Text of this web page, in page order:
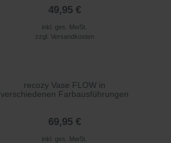
49,95 €
inkl. ges. MwSt.
zzgl. Versandkosten
recozy Vase FLOW in
verschiedenen Farbausführungen
69,95 €
inkl. ges. MwSt.